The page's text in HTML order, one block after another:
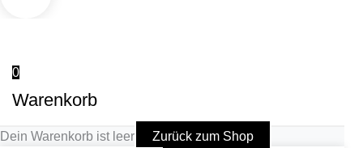
0
Warenkorb
Dein Warenkorb ist leer Zurück zum Shop